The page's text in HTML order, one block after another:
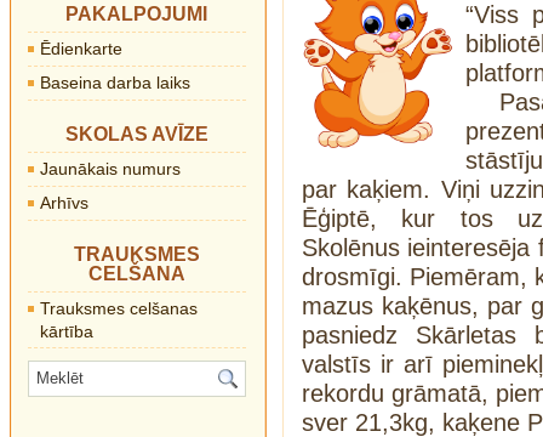
PAKALPOJUMI
Ēdienkarte
Baseina darba laiks
SKOLAS AVĪZE
Jaunākais numurs
Arhīvs
TRAUKSMES
CELŠANA
Trauksmes celšanas
kārtība
“Viss
par kaķiem. Viņi
Ēģiptē, kur tos
Skolēnus
drosmīgi. Piemēram,
mazus kaķēnus, par
pasniedz Skārletas
valstīs ir arī
rekordu grāmatā,
sver 21,3kg, kaķene